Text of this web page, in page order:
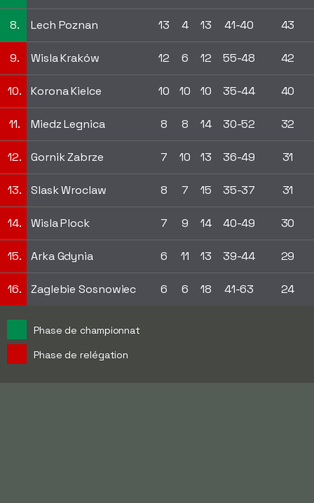
8. Lech Poznan 13 4 13 41-40 43
9. Wisla Kraków 12 6 12 55-48 42
10. Korona Kielce 10 10 10 35-44 40
11. Miedz Legnica 8 8 14 30-52 32
12. Gornik Zabrze 7 10 13 36-49 31
13. Slask Wroclaw 8 7 15 35-37 31
14. Wisla Plock 7 9 14 40-49 30
15. Arka Gdynia 6 11 13 39-44 29
16. Zaglebie Sosnowiec 6 6 18 41-63 24
Phase de championnat
Phase de relégation